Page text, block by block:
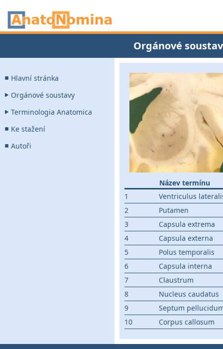
Orgánové
Hlavní stránka
Orgánové soustavy
Terminologia Anatomica
Ke stažení
Autoři
Název termínu
1
Ventriculus
2
Putamen
3
Capsula extrema
4
Capsula externa
5
Polus temporalis
6
Capsula interna
7
Claustrum
8
Nucleus caudatus
9
Septum
10
Corpus callosum